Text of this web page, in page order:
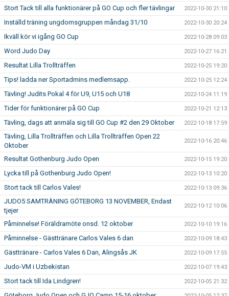
Stort Tack till alla funktionärer på GO Cup och fler tävlingar 2022-10-30 21:10
Inställd träning ungdomsgruppen måndag 31/10 2022-10-30 20:24
Ikväll kör vi igång GO Cup 2022-10-28 09:03
Word Judo Day 2022-10-27 16:21
Resultat Lilla Trollträffen 2022-10-25 19:20
Tips! ladda ner Sportadmins medlemsapp. 2022-10-25 12:24
Tävling! Judits Pokal 4 för U9, U15 och U18 2022-10-24 11:19
Tider för funktionärer på GO Cup 2022-10-21 12:13
Tävling, dags att anmäla sig till GO Cup #2 den 29 Oktober 2022-10-18 17:59
Tävling, Lilla Trollträffen och Lilla Trollträffen Open 22
Oktober
2022-10-16 20:46
Resultat Gothenburg Judo Open 2022-10-15 19:20
Lycka till på Gothenburg Judo Open! 2022-10-13 10:20
Stort tack till Carlos Vales! 2022-10-13 09:36
JUDO5 SAMTRÄNING GÖTEBORG 13 NOVEMBER, Endast
tjejer
2022-10-12 10:06
Påminnelse! Föräldramöte onsd. 12 oktober 2022-10-10 19:16
Påminnelse - Gästtränare Carlos Vales 6 dan 2022-10-09 18:43
Gästtränare - Carlos Vales 6 Dan, Alingsås JK 2022-10-09 17:55
Judo-VM i Uzbekistan 2022-10-07 19:43
Stort tack till Ida Lindgren! 2022-10-05 21:32